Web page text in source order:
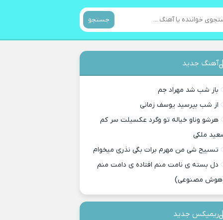
جستجو
آهنگ جدید
باز شب شد مهراد جم
از شب بپرسید یوسف زمانی
هرشو وناو خیاله تو وگرد عکسیلت سر کم
ملکی
تسبیح شی من مهرم برات بگی نذری میخوام
دل بسته ی نامت منم افتاده ی دامت منم
مصنوعی)
ریمیکس جدید